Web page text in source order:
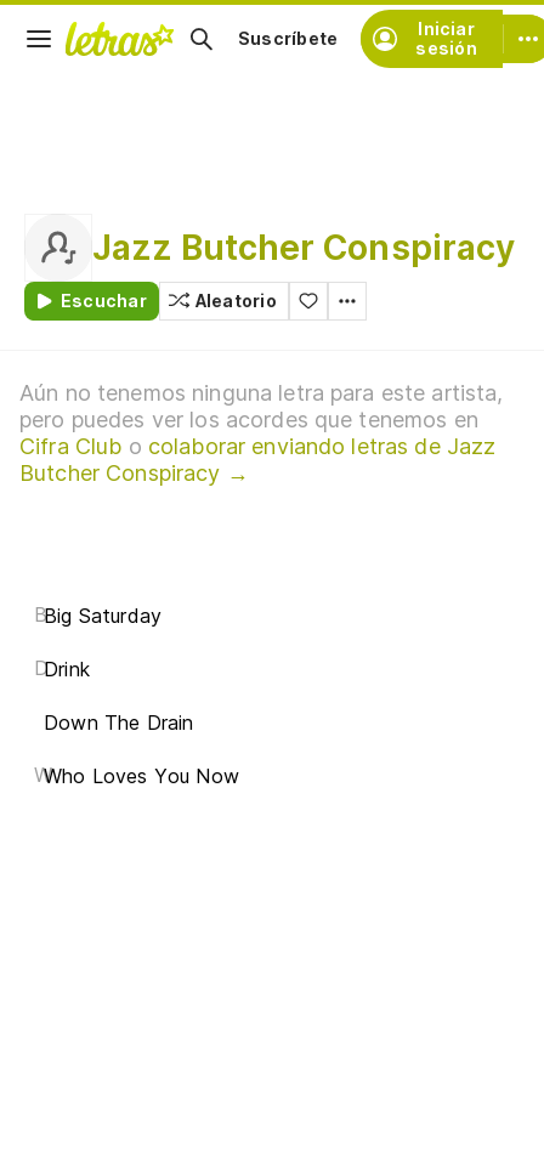
Iniciar
sesión
Suscríbete
Jazz Butcher Conspiracy
Escuchar Aleatorio
Aún no tenemos ninguna letra para este artista,
pero puedes ver los acordes que tenemos en
Cifra Club o colaborar enviando letras de Jazz
Butcher Conspiracy →
BBig Saturday
DDrink
Down The Drain
WWho Loves You Now